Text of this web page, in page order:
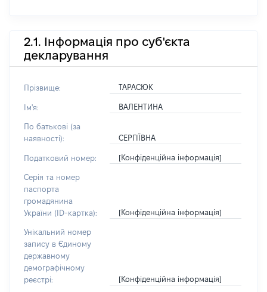
2.1. Інформація про суб'єкта
декларування
Прізвище: ТАРАСЮК
Ім'я: ВАЛЕНТИНА
По батькові (за
наявності):
СЕРГІЇВНА
Податковий номер: [Конфіденційна інформація]
Серія та номер
паспорта
громадянина
України (ID-картка):
[Конфіденційна інформація]
Унікальний номер
запису в Єдиному
державному
демографічному
реєстрі:
[Конфіденційна інформація]